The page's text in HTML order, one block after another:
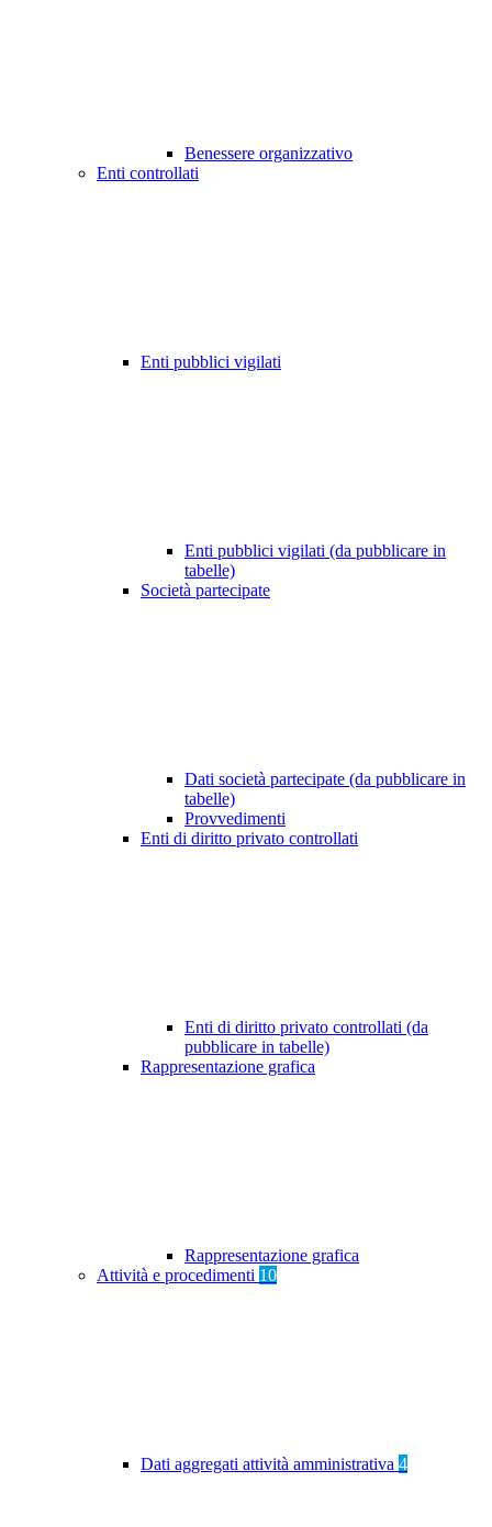
Benessere organizzativo
Enti controllati
Enti pubblici vigilati
Enti pubblici vigilati (da pubblicare in
tabelle)
Società partecipate
Dati società partecipate (da pubblicare in
tabelle)
Provvedimenti
Enti di diritto privato controllati
Enti di diritto privato controllati (da
pubblicare in tabelle)
Rappresentazione grafica
Rappresentazione grafica
Attività e procedimenti 10
Dati aggregati attività amministrativa 4